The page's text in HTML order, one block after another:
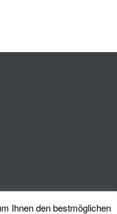
Ihnen den bestmöglichen